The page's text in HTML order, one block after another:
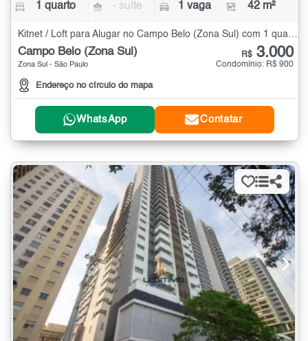
1 quarto - suíte 1 vaga 42 m²
Kitnet / Loft para Alugar no Campo Belo (Zona Sul) com 1 quarto - 42 m²
Campo Belo (Zona Sul)
Zona Sul - São Paulo
Endereço no círculo do mapa
R$ 3.000
Condomínio: R$ 900
WhatsApp Contatar